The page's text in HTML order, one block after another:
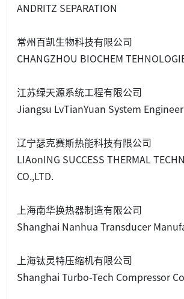
ANDRITZ SEPARATION
常州百凯生物科技有限公司
CHANGZHOU BIOCHEM
江苏绿天源系统工程有限公司
Jiangsu LvTianYuan System
辽宁瑟克赛斯热能科技有限公司
LIAonING SUCCESS THERMAL
CO.,LTD.
上海南华换热器制造有限公司
Shanghai Nanhua Transducer
上海钛灵特压缩机有限公司
Shanghai Turbo-Tech Compressor